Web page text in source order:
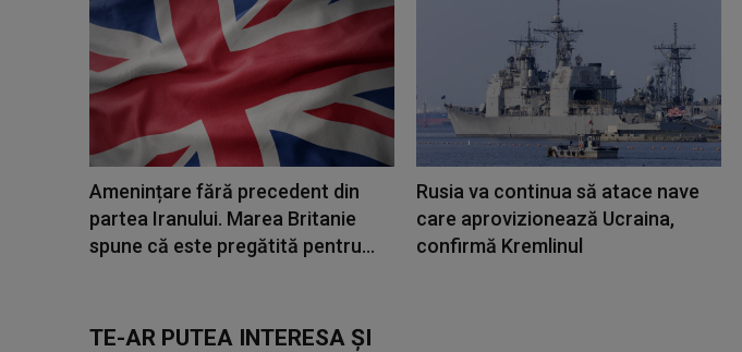
Amenințare fără precedent din
partea Iranului. Marea Britanie
spune că este pregătită pentru...
Rusia va continua să atace nave
care aprovizionează Ucraina,
confirmă Kremlinul
TE-AR PUTEA INTERESA ȘI